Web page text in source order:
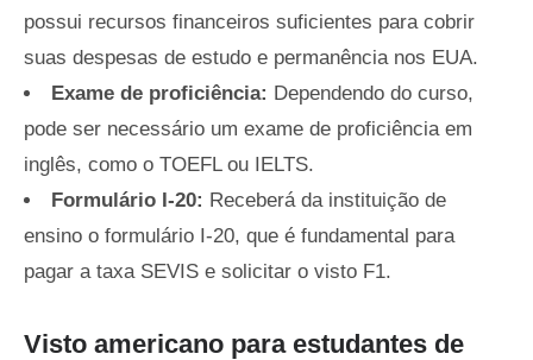
possui recursos financeiros suficientes para cobrir
suas despesas de estudo e permanência nos EUA.
Exame de proficiência: Dependendo do curso,
pode ser necessário um exame de proficiência em
inglês, como o TOEFL ou IELTS.
Formulário I-20: Receberá da instituição de
ensino o formulário I-20, que é fundamental para
pagar a taxa SEVIS e solicitar o visto F1.
Visto americano para estudantes de